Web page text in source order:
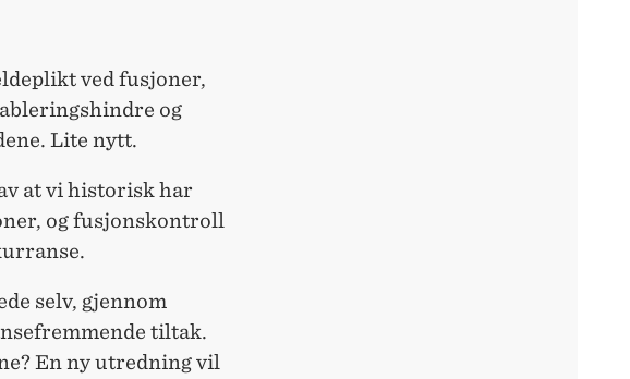
ved fusjoner,
og
Lite nytt.
at vi historisk har
og fusjonskontroll
selv, gjennom
tiltak.
En ny utredning vil